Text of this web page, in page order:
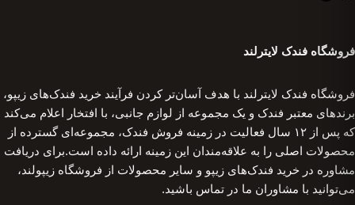
فروشگاه فندک لایترلند
فروشگاه فندک لایترلند با هدف آسان‌تر کردن فرآیند خرید فندک‌های زیپو،
برندهای معتبر فندک و یک مجموعه از لوازم جانبی، با افتخار اعلام می‌کند
که پس از ۱۲ سال فعالیت در زمینه فروش فندک، مجموعه‌ای گسترده از
محصولات اصلی را به علاقه‌مندان این زمینه ارائه داده است.برای دریافت
مشاوره در خرید فندک‌های زیپو و سایر محصولات از فروشگاه زیپولند،
می‌توانید با مشاوران ما در تماس باشید.